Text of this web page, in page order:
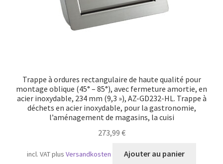
Trappe à ordures rectangulaire de haute qualité pour
montage oblique (45° – 85°), avec fermeture amortie, en
acier inoxydable, 234 mm (9,3 »), AZ-GD232-HL. Trappe à
déchets en acier inoxydable, pour la gastronomie,
l’aménagement de magasins, la cuisi
273,99 €
incl. VATplusVersandkosten Ajouter au panier